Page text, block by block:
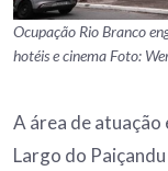
Ocupação Rio Branco
hotéis e cinema Foto:
A área de
Largo do